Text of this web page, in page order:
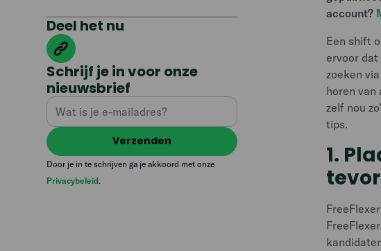
Deel het nu
Schrijf je in voor onze
nieuwsbrief
Door je in te schrijven ga je akkoord met onze
Privacybeleid.
account?
Een shift
ervoor dat
zoeken
horen van
zelf nou
tips.
1.